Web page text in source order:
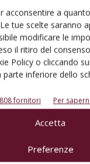
acconsentire a
tue scelte saranno
modificare le
il ritiro del
Policy o cliccando
parte inferiore dello
fornitori Per
Accetta
Preferenze
2019